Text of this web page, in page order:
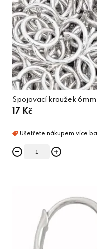
Spojovací kroužek
17 Kč